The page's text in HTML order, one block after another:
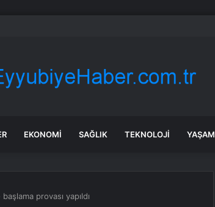
arızalanan tekne kurtarıldı
EKONOMI SAĞLIK TEKNOLOJI YAŞAM
provası yapıldı